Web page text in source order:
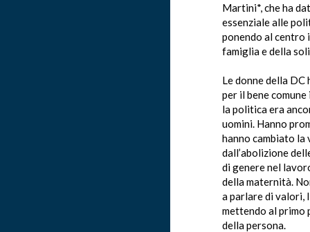
Martini*, che ha
essenziale alle
ponendo al centro
famiglia e della
Le donne della
per il bene comune
la politica era
uomini. Hanno
hanno cambiato
dall’abolizione
di genere nel
della maternità.
a parlare di valori,
mettendo al primo
della persona.